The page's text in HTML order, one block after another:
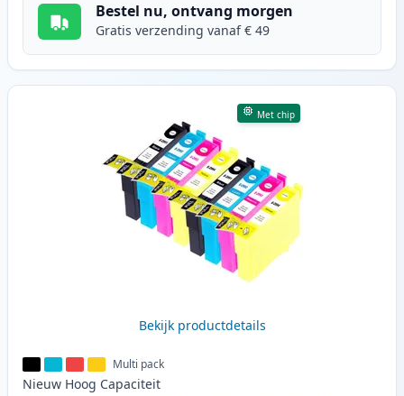
Bestel nu, ontvang morgen
Gratis verzending vanaf € 49
Met chip
Bekijk productdetails
Multi pack
Nieuw Hoog Capaciteit